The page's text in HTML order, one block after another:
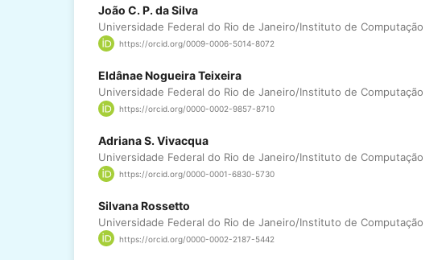
João C. P. da Silva
Universidade Federal do Rio de Janeiro/Instituto de Computação
https://orcid.org/0009-0006-5014-8072
Eldânae Nogueira Teixeira
Universidade Federal do Rio de Janeiro/Instituto de Computação
https://orcid.org/0000-0002-9857-8710
Adriana S. Vivacqua
Universidade Federal do Rio de Janeiro/Instituto de Computação
https://orcid.org/0000-0001-6830-5730
Silvana Rossetto
Universidade Federal do Rio de Janeiro/Instituto de Computação
https://orcid.org/0000-0002-2187-5442